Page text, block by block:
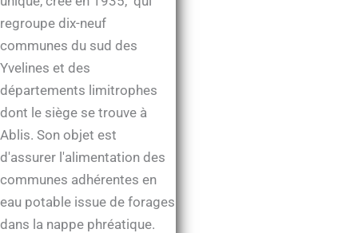
regroupe dix-neuf
communes du sud des
Yvelines et des
départements limitrophes
dont le siège se trouve à
Ablis. Son objet est
d'assurer l'alimentation des
communes adhérentes en
eau potable issue de forages
dans la nappe phréatique.